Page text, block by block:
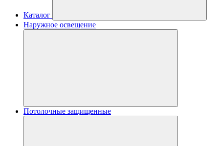
Каталог
Наружное освещение
Потолочные защищенные